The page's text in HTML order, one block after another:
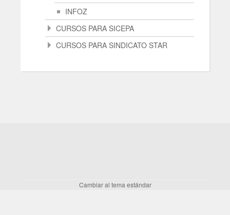
INFOZ
CURSOS PARA SICEPA
CURSOS PARA SINDICATO STAR
Cambiar al tema estándar